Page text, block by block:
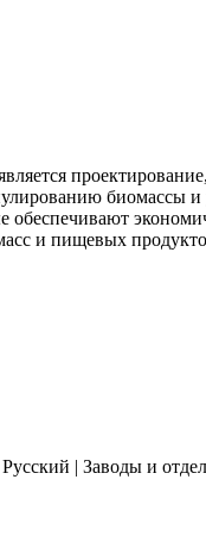
и пищевых
Русский | Заводы и